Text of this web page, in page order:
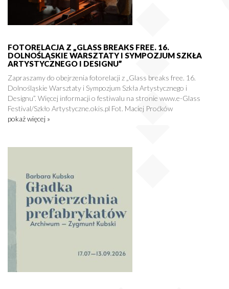
FOTORELACJA Z „GLASS BREAKS FREE. 16.
DOLNOŚLĄSKIE WARSZTATY I SYMPOZJUM SZKŁA
ARTYSTYCZNEGO I DESIGNU”
Zapraszamy do obejrzenia fotorelacji z „Glass breaks free. 16.
Dolnośląskie Warsztaty i Sympozjum Szkła Artystycznego i
Designu”. Więcej informacji o festiwalu na stronie www.e-Glass
Festival/Szkło Artystyczne.okis.pl Fot. Maciej Proćków
pokaż więcej »